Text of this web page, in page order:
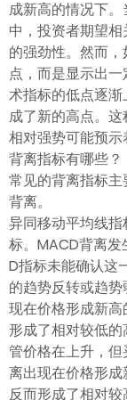
成新高的情况下
中，投资者期望
的强劲性。然而
点，而是显示出
术指标的低点逐
成了新的高点。
相对强势可能预示
背离指标有哪些？
常见的背离指标主
背离。
异同移动平均线
标。MACD背离
D指标未能确认这
的趋势反转或趋
现在价格形成新
形成了相对较低
管价格在上升，
离出现在价格形成
反而形成了相对